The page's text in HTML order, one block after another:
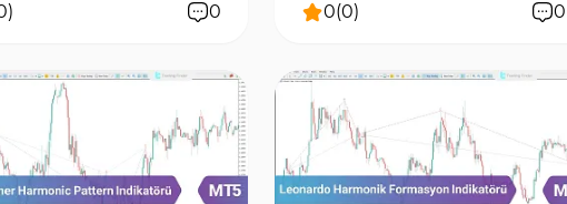
) 0
0(0) 0
6224 0 137 7401 0